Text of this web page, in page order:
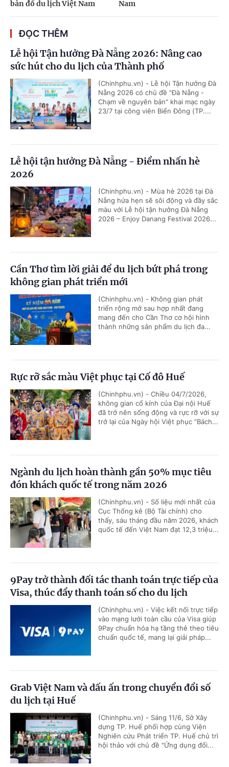
bản đồ du lịch Việt Nam Nam
ĐỌC THÊM
Lễ hội Tận hưởng Đà Nẵng 2026: Nâng cao
sức hút cho du lịch của Thành phố
(Chinhphu.vn) - Lễ hội Tận hưởng Đà
Nẵng 2026 có chủ đề "Đà Nẵng -
Chạm về nguyên bản" khai mạc ngày
23/7 tại công viên Biển Đông (TP....
Lễ hội tận hưởng Đà Nẵng - Điểm nhấn hè
2026
(Chinhphu.vn) - Mùa hè 2026 tại Đà
Nẵng hứa hẹn sẽ sôi động và đầy sắc
màu với Lễ hội tận hưởng Đà Nẵng
2026 – Enjoy Danang Festival 2026...
Cần Thơ tìm lời giải để du lịch bứt phá trong
không gian phát triển mới
(Chinhphu.vn) - Không gian phát
triển rộng mở sau hợp nhất đang
mang đến cho Cần Thơ cơ hội hình
thành những sản phẩm du lịch đa...
Rực rỡ sắc màu Việt phục tại Cố đô Huế
(Chinhphu.vn) - Chiều 04/7/2026,
không gian cổ kính của Đại nội Huế
đã trở nên sống động và rực rỡ với sự
trở lại của Ngày hội Việt phục “Bách...
Ngành du lịch hoàn thành gần 50% mục tiêu
đón khách quốc tế trong năm 2026
(Chinhphu.vn) - Số liệu mới nhất của
Cục Thống kê (Bộ Tài chính) cho
thấy, sáu tháng đầu năm 2026, khách
quốc tế đến Việt Nam đạt 12,3 triệu...
9Pay trở thành đối tác thanh toán trực tiếp của
Visa, thúc đẩy thanh toán số cho du lịch
(Chinhphu.vn) - Việc kết nối trực tiếp
vào mạng lưới toàn cầu của Visa giúp
9Pay chuẩn hóa hạ tầng thẻ theo tiêu
chuẩn quốc tế, mang lại giải pháp...
Grab Việt Nam và dấu ấn trong chuyển đổi số
du lịch tại Huế
(Chinhphu.vn) - Sáng 11/6, Sở Xây
dựng TP. Huế phối hợp cùng Viện
Nghiên cứu Phát triển TP. Huế chủ trì
hội thảo với chủ đề "Ứng dụng đổi...